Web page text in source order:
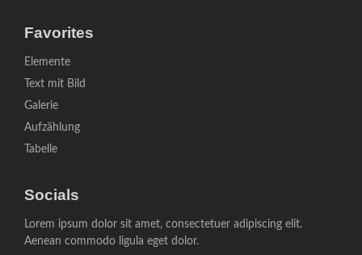
Favorites
Navigation
überspringen
Elemente
Text mit Bild
Galerie
Aufzählung
Tabelle
Socials
Lorem ipsum dolor sit amet, consectetuer adipiscing elit.
Aenean commodo ligula eget dolor.